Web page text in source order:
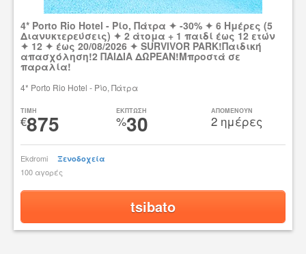
4* Porto Rio Hotel - Ρίο, Πάτρα ✦ -30% ✦ 6 Ημέρες (5
Διανυκτερεύσεις) ✦ 2 άτομα + 1 παιδί έως 12 ετών
✦ 12 ✦ έως 20/08/2026 ✦ SURVIVOR PARK!Παιδική
απασχόληση!2 ΠΑΙΔΙΑ ΔΩΡΕΑΝ!Μπροστά σε
παραλία!
4* Porto Rio Hotel - Ρίο, Πάτρα
TIMH
€875 ΕΚΠΤΩΣΗ
%30 ΑΠΟΜΕΝΟΥΝ
2 ημέρες
Ekdromi Ξενοδοχεία
100 αγορές
tsibato